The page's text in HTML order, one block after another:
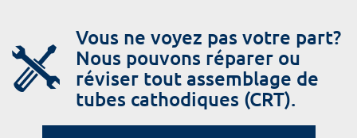
Vous ne voyez pas votre part?
Nous pouvons réparer ou
réviser tout assemblage de
tubes cathodiques (CRT).